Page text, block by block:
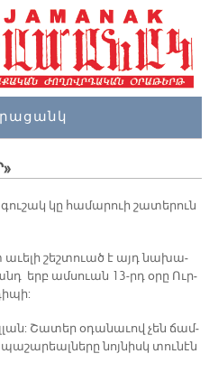
կը հա­մա­րուի շա­տե­րուն
ա­ւե­լի շեշ­տուած է այդ նա­խա­
երբ ամ­սուան 13-րդ օ­րը Ուր­
Շա­տեր օ­դա­նա­ւով չեն ճամ­
նոյ­նիսկ տու­նէն